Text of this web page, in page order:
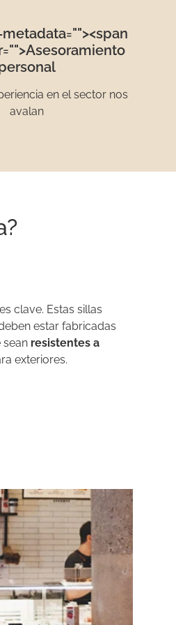
"><span
">Asesoramiento
en el sector nos
avalan
clave. Estas sillas
estar fabricadas
sean resistentes a
exteriores.